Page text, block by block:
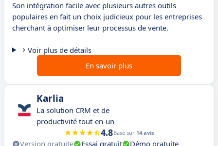
Son intégration facile avec plusieurs autres outils
populaires en fait un choix judicieux pour les entreprises
cherchant à optimiser leur processus de vente.
Voir plus de détails
En savoir plus
Karlia
La solution CRM et de
productivité tout-en-un
4.8Basé sur 14 avis
Version gratuite Essai gratuit Démo gratuite